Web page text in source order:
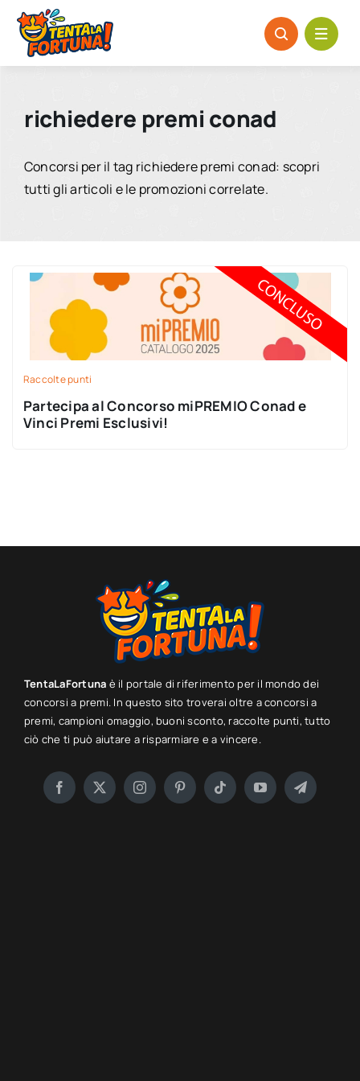
Salta
contenuto
richiedere premi conad
Concorsi per il tag richiedere premi conad: scopri
tutti gli articoli e le promozioni correlate.
Raccolte punti
Partecipa al Concorso miPREMIO Conad e
Vinci Premi Esclusivi!
TentaLaFortuna è il portale di riferimento per il mondo dei
concorsi a premi. In questo sito troverai oltre a concorsi a
premi, campioni omaggio, buoni sconto, raccolte punti, tutto
ciò che ti può aiutare a risparmiare e a vincere.